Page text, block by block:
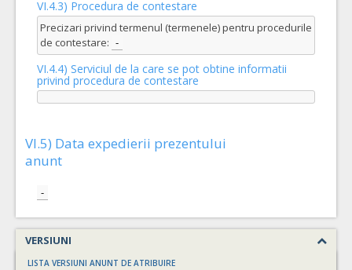
VI.4.3) Procedura de contestare
Precizari privind termenul (termenele) pentru procedurile
de contestare: -
VI.4.4) Serviciul de la care se pot obtine informatii
privind procedura de contestare
VI.5) Data expedierii prezentului
anunt
-
VERSIUNI
LISTA VERSIUNI ANUNT DE ATRIBUIRE